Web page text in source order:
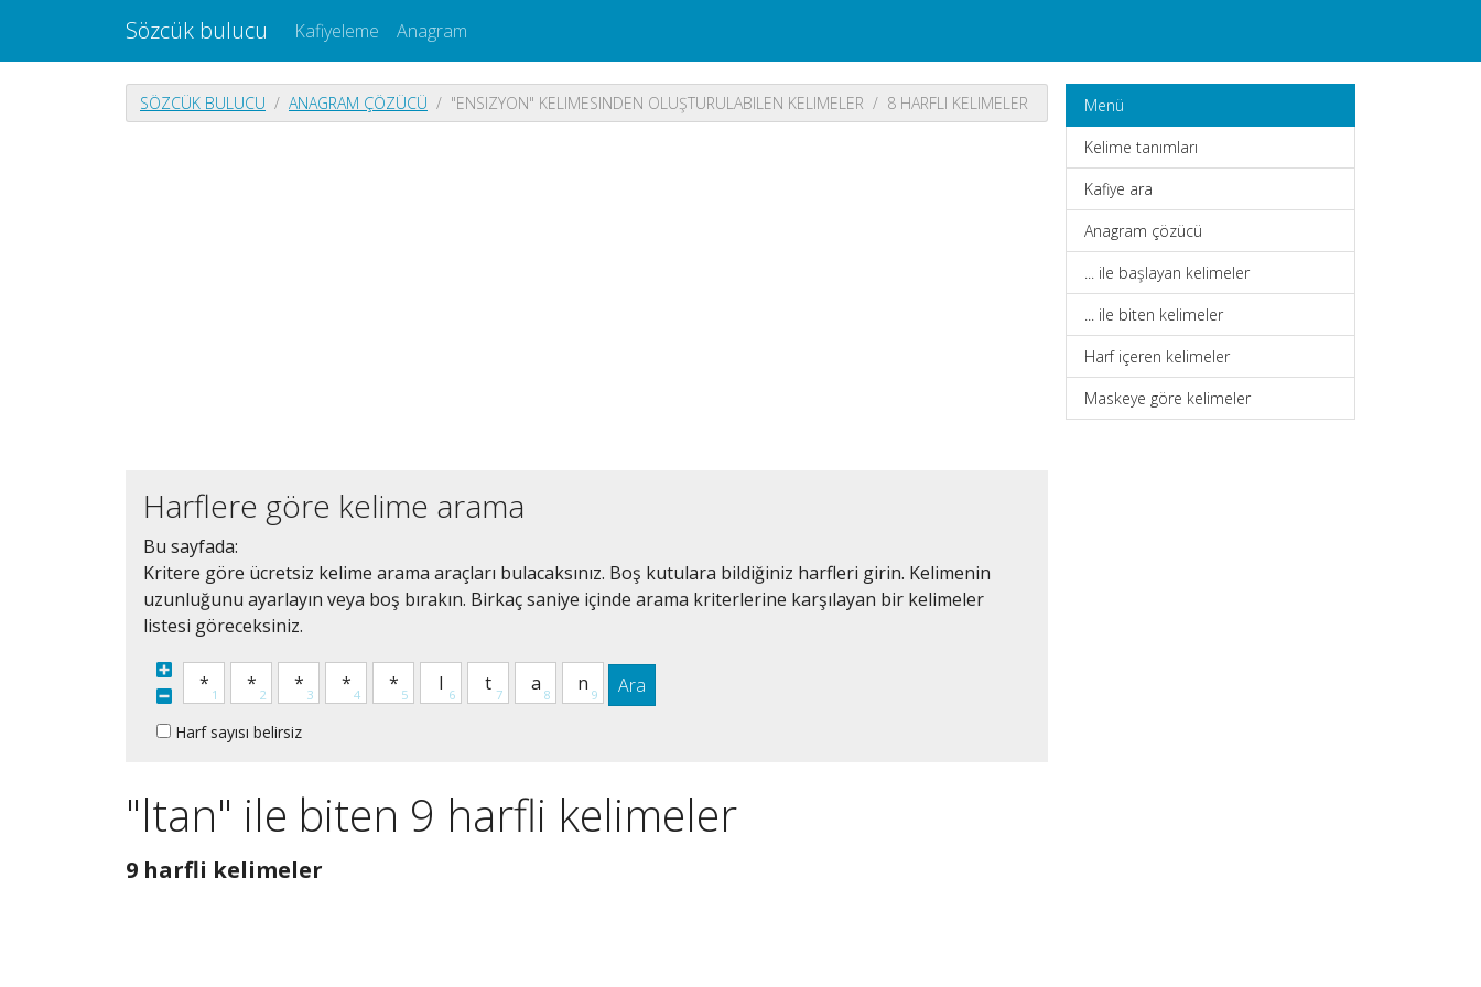
Sözcük bulucu Kafiyeleme Anagram
SÖZCÜK BULUCU ANAGRAM ÇÖZÜCÜ "ENSIZYON" KELIMESINDEN OLUŞTURULABILEN KELIMELER 8 HARFLI KELIMELER
Harflere göre kelime arama
Bu sayfada:
Kritere göre ücretsiz kelime arama araçları bulacaksınız. Boş kutulara bildiğiniz harfleri girin. Kelimenin
uzunluğunu ayarlayın veya boş bırakın. Birkaç saniye içinde arama kriterlerine karşılayan bir kelimeler
listesi göreceksiniz.
Ara
Harf sayısı belirsiz
"ltan" ile biten 9 harfli kelimeler
9 harfli kelimeler
Menü
Kelime tanımları
Kafiye ara
Anagram çözücü
... ile başlayan kelimeler
... ile biten kelimeler
Harf içeren kelimeler
Maskeye göre kelimeler